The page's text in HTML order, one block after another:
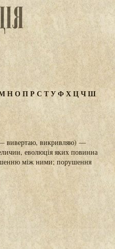
НОПР С ТУФХЦЧШ
вивертаю, викривляю) —
еволюція яких повинна
між ними; порушення